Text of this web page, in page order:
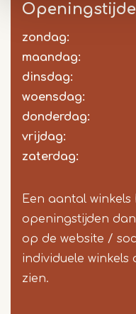
Dag
Time
slot
Reactie
zondag:
maandag:
dinsdag:
woensdag:
donderdag:
vrijdag:
zaterdag:
Een aantal
openingstijden
op de website /
individuele
zien.